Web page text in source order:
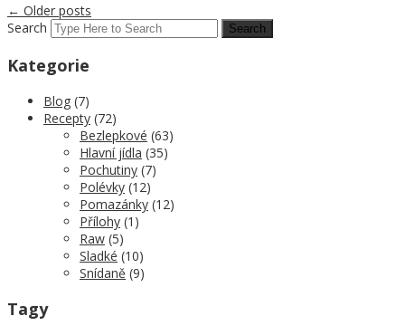
← Older posts
Search
Kategorie
Blog (7)
Recepty (72)
Bezlepkové (63)
Hlavní jídla (35)
Pochutiny (7)
Polévky (12)
Pomazánky (12)
Přílohy (1)
Raw (5)
Sladké (10)
Snídaně (9)
Tagy